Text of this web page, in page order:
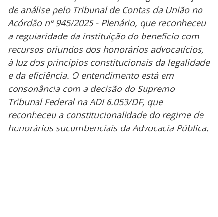
de análise pelo Tribunal de Contas da União no
Acórdão nº 945/2025 - Plenário, que reconheceu
a regularidade da instituição do benefício com
recursos oriundos dos honorários advocatícios,
à luz dos princípios constitucionais da legalidade
e da eficiência. O entendimento está em
consonância com a decisão do Supremo
Tribunal Federal na ADI 6.053/DF, que
reconheceu a constitucionalidade do regime de
honorários sucumbenciais da Advocacia Pública.